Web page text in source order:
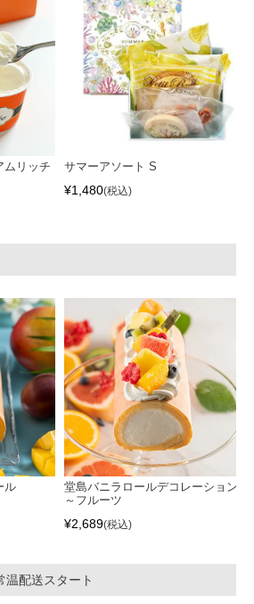
ムリッチ
サマーアソート S
¥1,480 税込
ル
堂島バニラロールデコレーション
～フルーツ
¥2,689 税込
配送スタート